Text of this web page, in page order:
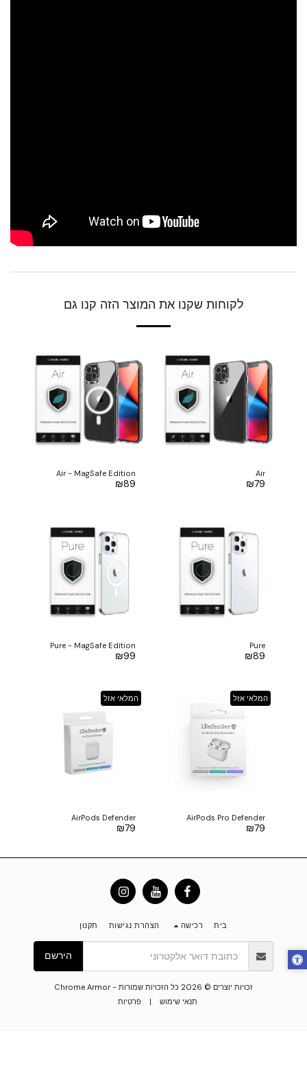
לקוחות שקנו את המוצר הזה קנו גם
Air
₪79
Air - MagSafe Edition
₪89
Pure
₪89
Pure - MagSafe Edition
₪99
המלאי אזל
AirPods Pro Defender
₪79
המלאי אזל
AirPods Defender
₪79
בית רכישה הצהרת נגישות תקנון
הירשם
זכויות יוצרים © 2026 כל הזכויות שמורות -
Chrome Armor
תנאי שימוש | פרטיות